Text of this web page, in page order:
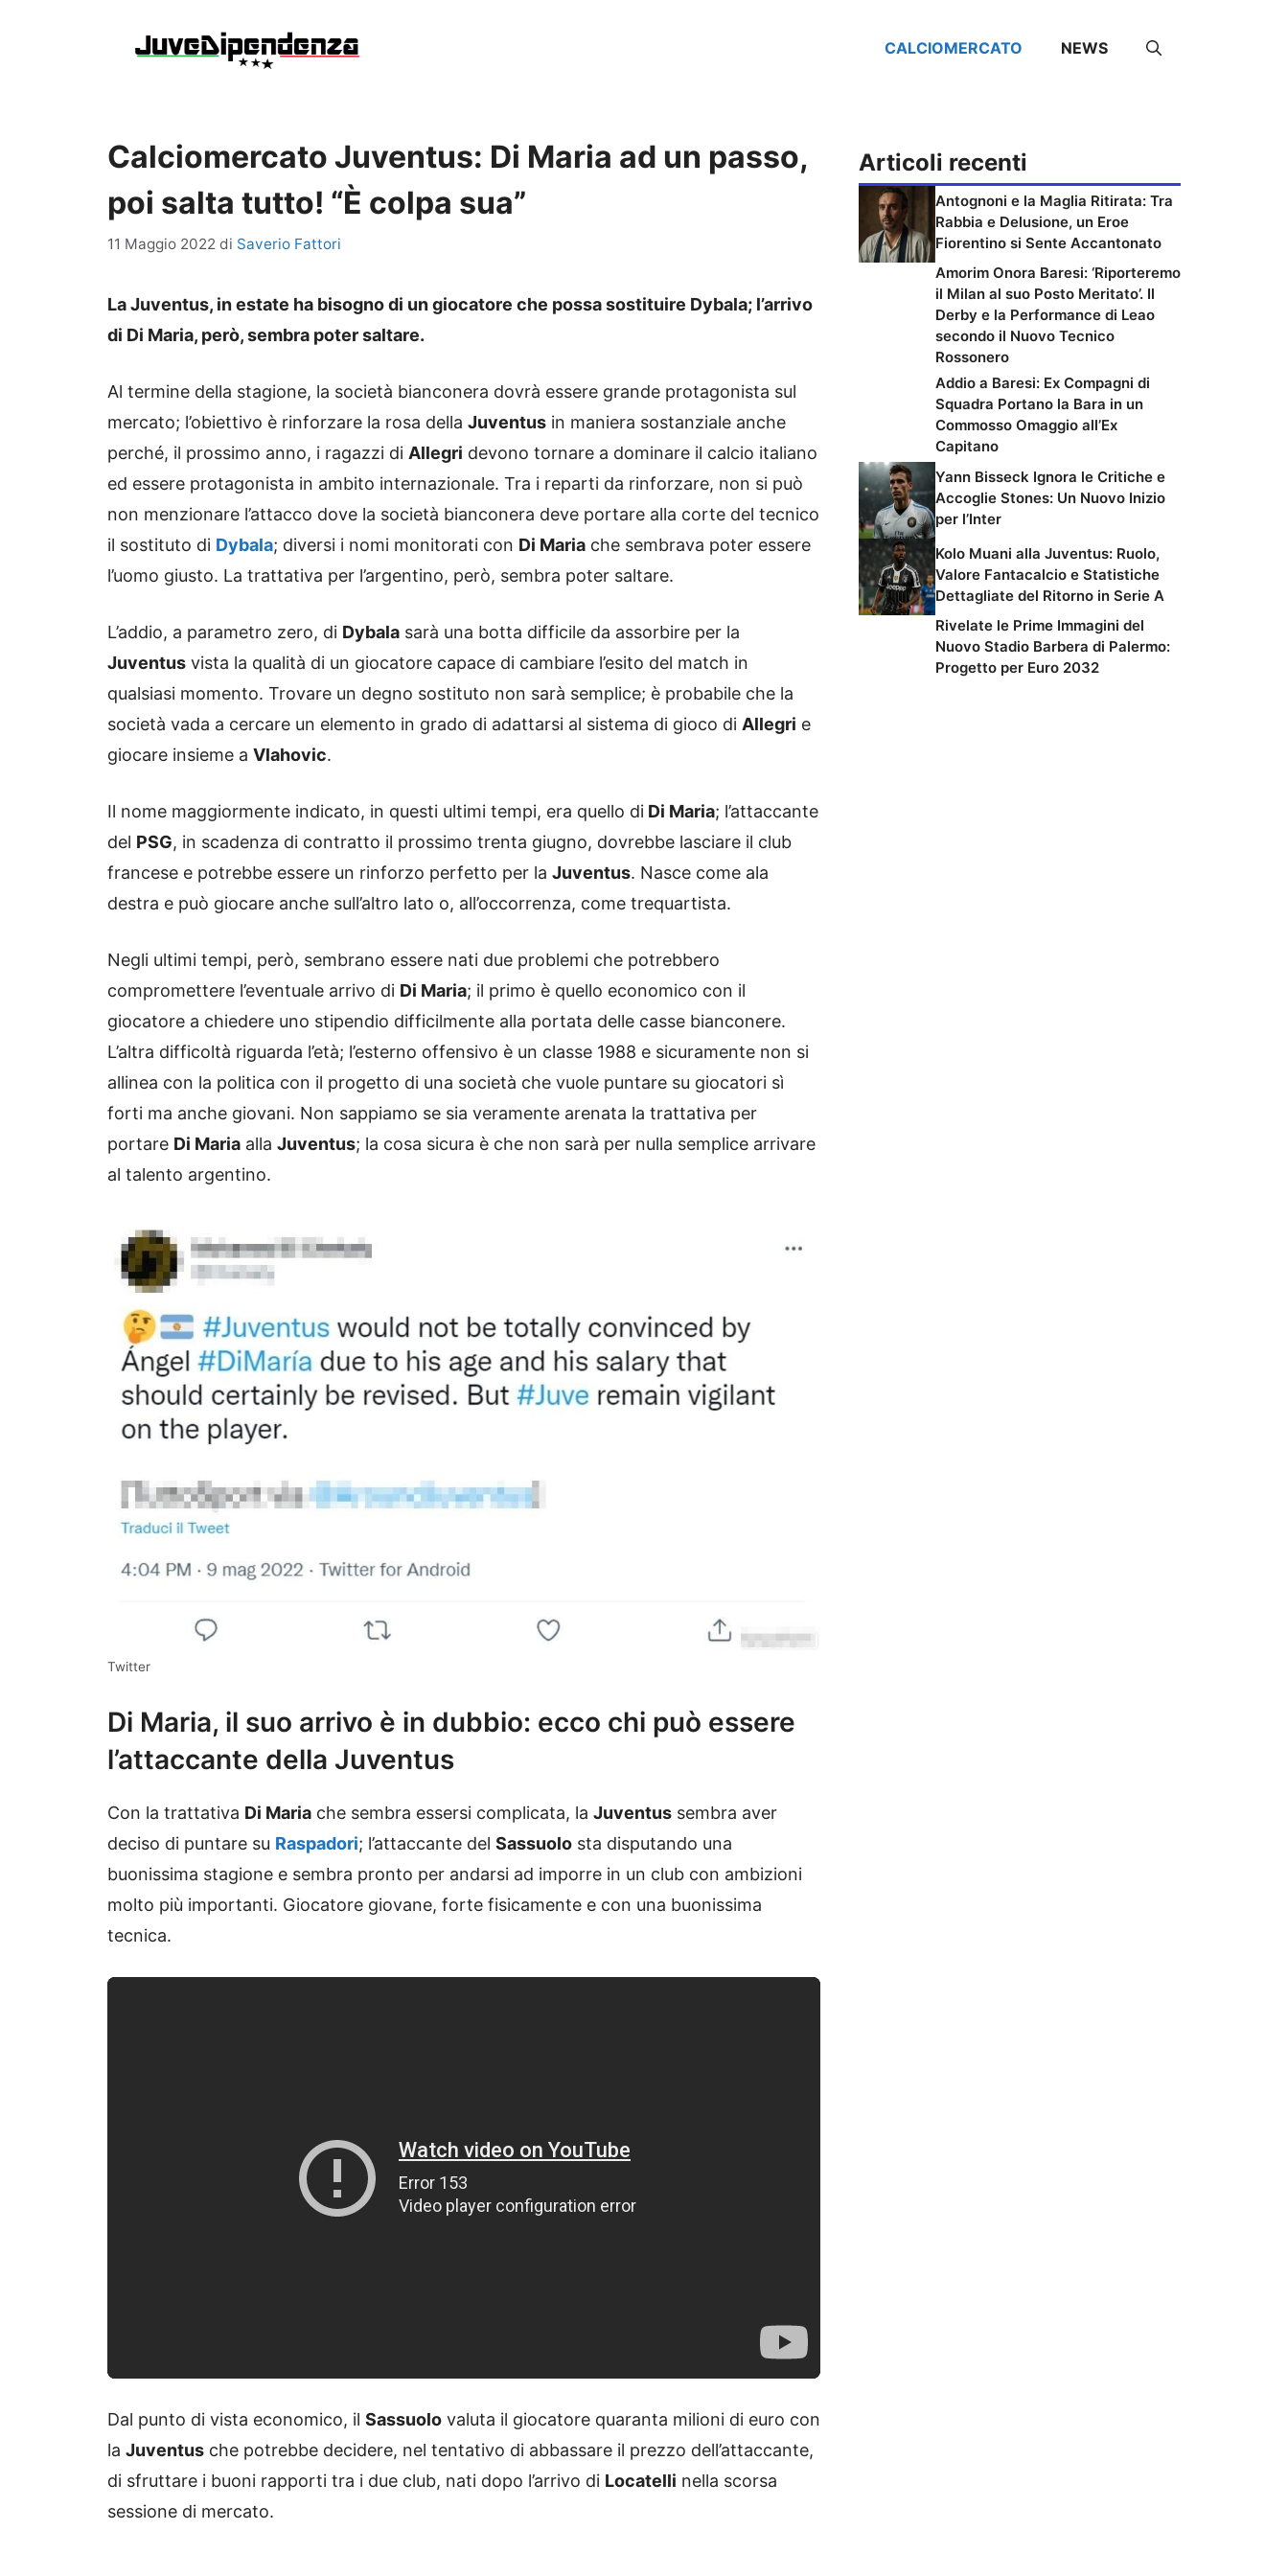
CALCIOMERCATO NEWS
Calciomercato Juventus: Di Maria ad un passo,
poi salta tutto! “È colpa sua”
11 Maggio 2022 di Saverio Fattori
La Juventus, in estate ha bisogno di un giocatore che possa sostituire Dybala; l’arrivo
di Di Maria, però, sembra poter saltare.
Al termine della stagione, la società bianconera dovrà essere grande protagonista sul
mercato; l’obiettivo è rinforzare la rosa della Juventus in maniera sostanziale anche
perché, il prossimo anno, i ragazzi di Allegri devono tornare a dominare il calcio italiano
ed essere protagonista in ambito internazionale. Tra i reparti da rinforzare, non si può
non menzionare l’attacco dove la società bianconera deve portare alla corte del tecnico
il sostituto di Dybala; diversi i nomi monitorati con Di Maria che sembrava poter essere
l’uomo giusto. La trattativa per l’argentino, però, sembra poter saltare.
L’addio, a parametro zero, di Dybala sarà una botta difficile da assorbire per la
Juventus vista la qualità di un giocatore capace di cambiare l’esito del match in
qualsiasi momento. Trovare un degno sostituto non sarà semplice; è probabile che la
società vada a cercare un elemento in grado di adattarsi al sistema di gioco di Allegri e
giocare insieme a Vlahovic.
Il nome maggiormente indicato, in questi ultimi tempi, era quello di Di Maria; l’attaccante
del PSG, in scadenza di contratto il prossimo trenta giugno, dovrebbe lasciare il club
francese e potrebbe essere un rinforzo perfetto per la Juventus. Nasce come ala
destra e può giocare anche sull’altro lato o, all’occorrenza, come trequartista.
Negli ultimi tempi, però, sembrano essere nati due problemi che potrebbero
compromettere l’eventuale arrivo di Di Maria; il primo è quello economico con il
giocatore a chiedere uno stipendio difficilmente alla portata delle casse bianconere.
L’altra difficoltà riguarda l’età; l’esterno offensivo è un classe 1988 e sicuramente non si
allinea con la politica con il progetto di una società che vuole puntare su giocatori sì
forti ma anche giovani. Non sappiamo se sia veramente arenata la trattativa per
portare Di Maria alla Juventus; la cosa sicura è che non sarà per nulla semplice arrivare
al talento argentino.
Twitter
Di Maria, il suo arrivo è in dubbio: ecco chi può essere
l’attaccante della Juventus
Con la trattativa Di Maria che sembra essersi complicata, la Juventus sembra aver
deciso di puntare su Raspadori; l’attaccante del Sassuolo sta disputando una
buonissima stagione e sembra pronto per andarsi ad imporre in un club con ambizioni
molto più importanti. Giocatore giovane, forte fisicamente e con una buonissima
tecnica.
Dal punto di vista economico, il Sassuolo valuta il giocatore quaranta milioni di euro con
la Juventus che potrebbe decidere, nel tentativo di abbassare il prezzo dell’attaccante,
di sfruttare i buoni rapporti tra i due club, nati dopo l’arrivo di Locatelli nella scorsa
sessione di mercato.
Articoli recenti
Antognoni e la Maglia Ritirata: Tra
Rabbia e Delusione, un Eroe
Fiorentino si Sente Accantonato
Amorim Onora Baresi: ‘Riporteremo
il Milan al suo Posto Meritato’. Il
Derby e la Performance di Leao
secondo il Nuovo Tecnico
Rossonero
Addio a Baresi: Ex Compagni di
Squadra Portano la Bara in un
Commosso Omaggio all’Ex
Capitano
Yann Bisseck Ignora le Critiche e
Accoglie Stones: Un Nuovo Inizio
per l’Inter
Kolo Muani alla Juventus: Ruolo,
Valore Fantacalcio e Statistiche
Dettagliate del Ritorno in Serie A
Rivelate le Prime Immagini del
Nuovo Stadio Barbera di Palermo:
Progetto per Euro 2032